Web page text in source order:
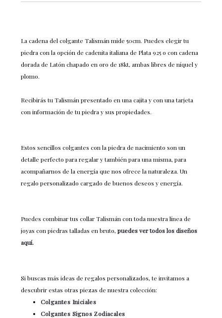
La cadena del colgante Talismán mide 50cm. Puedes elegir tu
piedra con la opción de cadenita italiana de Plata 925 o con cadena
dorada de Latón chapado en oro de 18kt, ambas libres de níquel y
plomo.
Recibirás tu Talismán presentado en una cajita y con una tarjeta
con información de tu piedra y sus propiedades.
Estos sencillos colgantes con la piedra de nacimiento son un
detalle perfecto para regalar y también para una misma, para
acompañarnos de la energía que nos ofrece la naturaleza. Un
regalo personalizado cargado de buenos deseos y energía.
Puedes combinar tus collar Talismán con toda nuestra línea de
joyas con piedras talladas en bruto, puedes ver todos los diseños
aquí.
Si buscas más ideas de regalos personalizados, te invitamos a
descubrir estas otras piezas de nuestra colección:
Colgantes Iniciales
Colgantes Signos Zodiacales